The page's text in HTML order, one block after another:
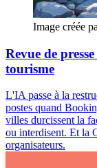
Image créée
Revue de
tourisme
L'IA passe à la
postes quand
villes durcissent la
ou interdisent. Et la
organisateurs.